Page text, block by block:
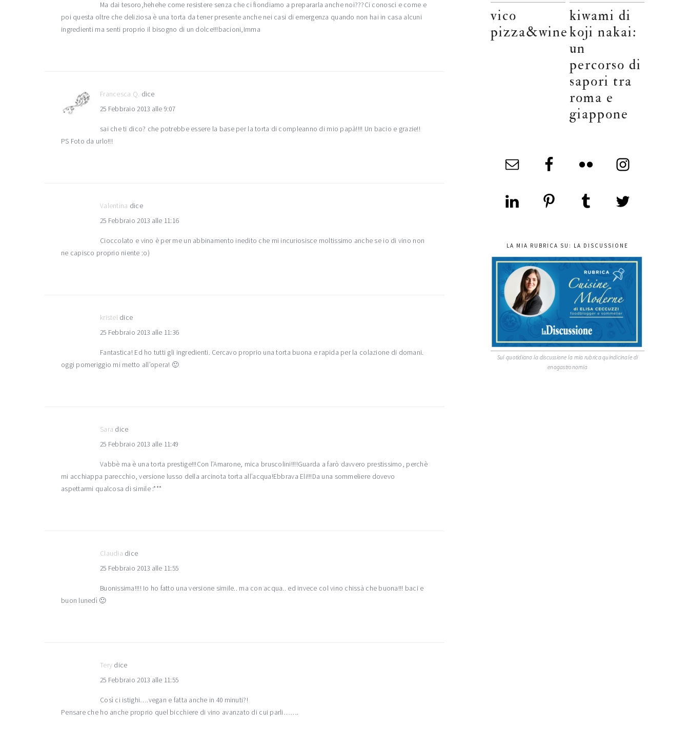
Ma dai tesoro,hehehe come resistere senza che ci fiondiamo a prepararla anche noi???Ci conosci e come e
poi questa oltre che deliziosa è una torta da tener presente anche nei casi di emergenza quando non hai in casa alcuni
ingredienti ma senti proprio il bisogno di un dolce!!!bacioni,Imma
Francesca Q. dice
25 Febbraio 2013 alle 9:07
sai che ti dico? che potrebbe essere la base per la torta di compleanno di mio papà!!!! Un bacio e grazie!!
PS Foto da urlo!!!
Valentina dice
25 Febbraio 2013 alle 11:16
Cioccolato e vino è per me un abbinamento inedito che mi incuriosisce moltissimo anche se io di vino non
ne capisco proprio niente :o)
kristel dice
25 Febbraio 2013 alle 11:36
Fantastica! Ed ho tutti gli ingredienti. Cercavo proprio una torta buona e rapida per la colazione di domani.
oggi pomeriggio mi metto all’opera! 🙂
Sara dice
25 Febbraio 2013 alle 11:49
Vabbè ma è una torta prestige!!!Con l’Amarone, mica bruscolini!!!!Guarda a farò davvero prestissimo, perchè
mi acchiappa parecchio, versione lusso della arcinota torta all’acqua!Ebbrava Eli!!!Da una sommeliere dovevo
aspettarmi qualcosa di simile :***
Claudia dice
25 Febbraio 2013 alle 11:55
Buonissima!!!! Io ho fatto una versione simile.. ma con acqua.. ed invece col vino chissà che buona!!! baci e
buon lunedì 🙂
Tery dice
25 Febbraio 2013 alle 11:55
Così ci istighi….vegan e fatta anche in 40 minuti?!
Pensare che ho anche proprio quel bicchiere di vino avanzato di cui parli…….
vico
pizza&wine
kiwami di
koji nakai:
un
percorso di
sapori tra
roma e
giappone
LA MIA RUBRICA SU: LA DISCUSSIONE
Sul quotidiano la discussione la mia rubrica quindicinale di
enogastronomia